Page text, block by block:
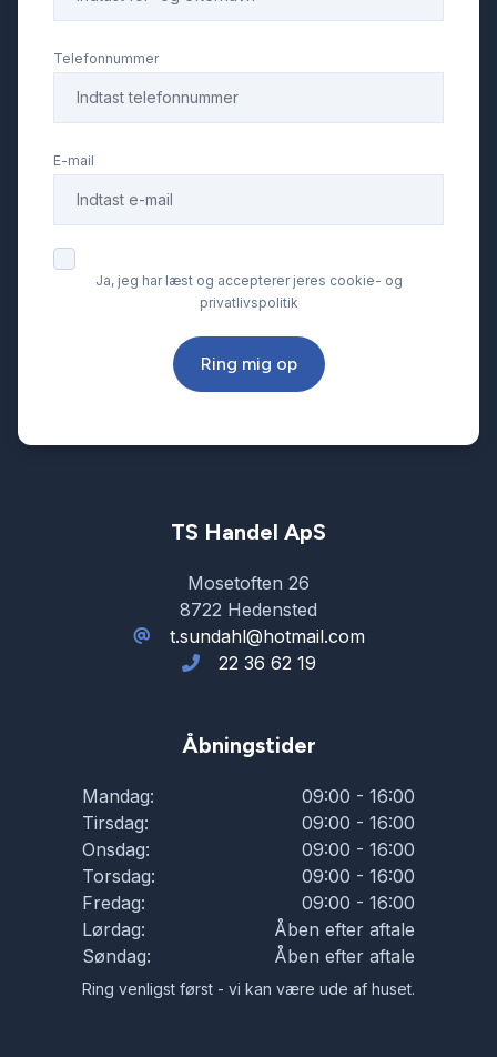
Telefonnummer
E-mail
Ja, jeg har læst og accepterer jeres cookie- og
privatlivspolitik
Ring mig op
TS Handel ApS
Mosetoften 26
8722 Hedensted
t.sundahl@hotmail.com
22 36 62 19
Åbningstider
Mandag:
09:00 - 16:00
Tirsdag:
09:00 - 16:00
Onsdag:
09:00 - 16:00
Torsdag:
09:00 - 16:00
Fredag:
09:00 - 16:00
Lørdag:
Åben efter aftale
Søndag:
Åben efter aftale
Ring venligst først - vi kan være ude af huset.